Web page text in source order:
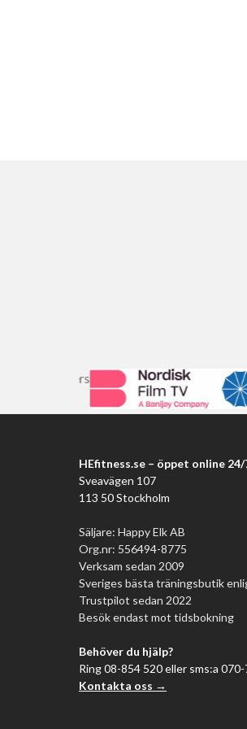
HEfitness.se – öppet online 24/
Sveavägen 107
113 50 Stockholm
Säljare: Happy Elk AB
Org.nr: 556494-8775
Verksam sedan 2009
Sveriges bästa träningsbutik
Trustpilot sedan 2022
Besök endast mot tidsbokning
Behöver du hjälp?
Ring 08-854 520 eller sms:a
Kontakta oss →